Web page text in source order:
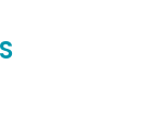
poste 9 ou